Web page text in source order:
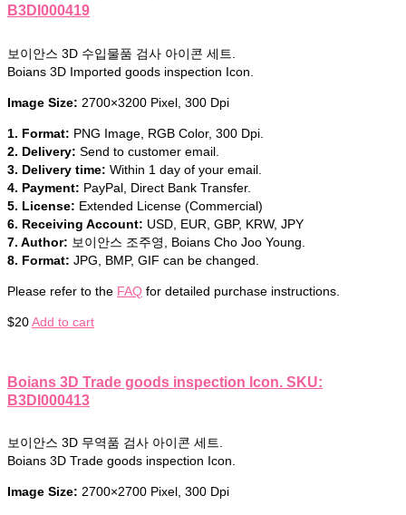
B3DI000419
보이안스 3D 수입물품 검사 아이콘 세트.
Boians 3D Imported goods inspection Icon.
Image Size: 2700×3200 Pixel, 300 Dpi
1. Format: PNG Image, RGB Color, 300 Dpi.
2. Delivery: Send to customer email.
3. Delivery time: Within 1 day of your email.
4. Payment: PayPal, Direct Bank Transfer.
5. License: Extended License (Commercial)
6. Receiving Account: USD, EUR, GBP, KRW, JPY
7. Author: 보이안스 조주영, Boians Cho Joo Young.
8. Format: JPG, BMP, GIF can be changed.
Please refer to the FAQ for detailed purchase instructions.
$20Add to cart
Boians 3D Trade goods inspection Icon. SKU:
B3DI000413
보이안스 3D 무역품 검사 아이콘 세트.
Boians 3D Trade goods inspection Icon.
Image Size: 2700×2700 Pixel, 300 Dpi